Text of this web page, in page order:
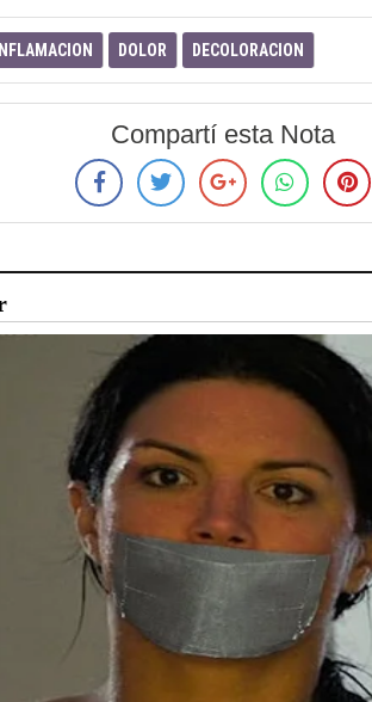
INFLAMACION DOLOR DECOLORACION
Compartí esta Nota